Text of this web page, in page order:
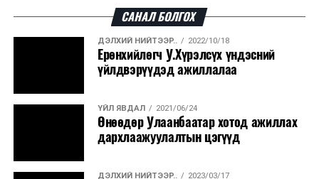
ДЭЛХИЙ НИЙТЭЭР.. 2026/08/06
“Уралдронзавод” компанийн ерөнхий
захирлын автомашиныг дэлбэлжээ...
ҮЙЛ ЯВДАЛ 2026/08/06
Сүхбаатар боомтоор тав хоногт 10 мянга гаруй
тонн АИ-92 автобензин и...
САНАЛ БОЛГОХ
ДЭЛХИЙ НИЙТЭЭР.. 2022/10/18
Ерөнхийлөгч У.Хүрэлсүх үндэсний
үйлдвэрүүдэд ажиллалаа
ҮЙЛ ЯВДАЛ 2021/06/24
Өнөөдөр Улаанбаатар хотод ажиллах
дархлаажуулалтын цэгүүд
ДЭЛХИЙ НИЙТЭЭР.. 2023/03/17